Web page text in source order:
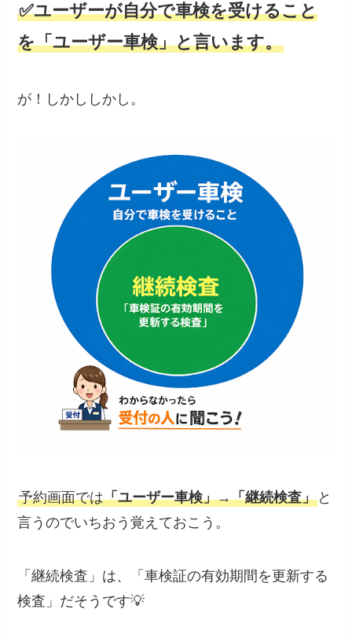
✅ユーザーが自分で車検を受けること
を「ユーザー車検」と言います。
が！しかししかし。
予約画面では「ユーザー車検」→「継続検査」 と
言うのでいちおう覚えておこう。
「継続検査」は、「車検証の有効期間を更新する
検査」だそうです💡